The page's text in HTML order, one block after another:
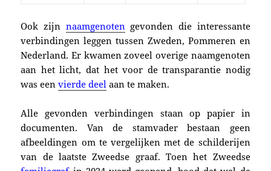
Ook zijn naamgenoten gevonden die interessante
verbindingen leggen tussen Zweden, Pommeren en
Nederland. Er kwamen zoveel overige naamgenoten
aan het licht, dat het voor de transparantie nodig
was een vierde deel aan te maken.
Alle gevonden verbindingen staan op papier in
documenten. Van de stamvader bestaan geen
afbeeldingen om te vergelijken met de schilderijen
van de laatste Zweedse graaf. Toenhet Zweedse